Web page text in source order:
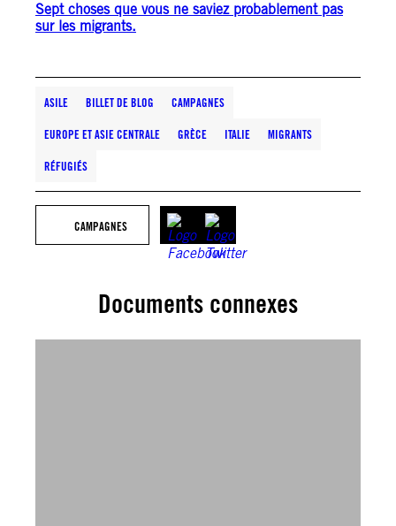
Sept choses que vous ne saviez probablement pas
sur les migrants.
ASILE BILLET DE BLOG CAMPAGNES
EUROPE ET ASIE CENTRALE GRÈCE ITALIE MIGRANTS
RÉFUGIÉS
CAMPAGNES
Documents connexes